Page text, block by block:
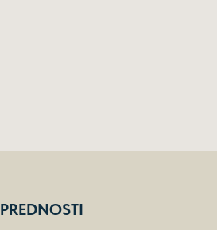
PREDNOSTI